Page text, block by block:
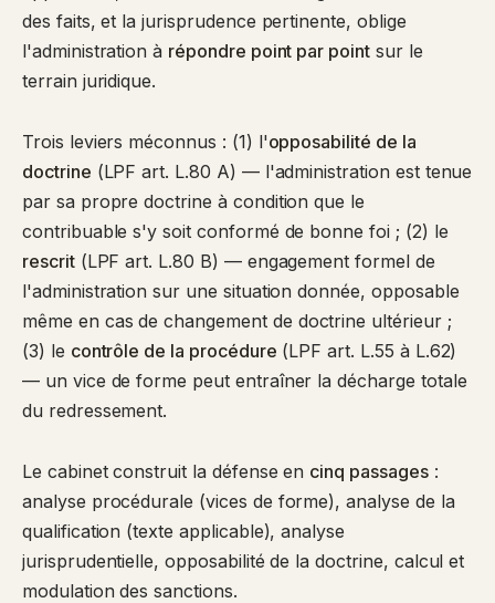
des faits, et la jurisprudence pertinente, oblige
l'administration à répondre point par pointsur le
terrain juridique.
Trois leviers méconnus : (1) l'opposabilité de la
doctrine (LPF art. L.80 A) — l'administration est tenue
par sa propre doctrine à condition que le
contribuable s'y soit conformé de bonne foi ; (2) le
rescrit(LPF art. L.80 B) — engagement formel de
l'administration sur une situation donnée, opposable
même en cas de changement de doctrine ultérieur ;
(3) le contrôle de la procédure (LPF art. L.55 à L.62)
— un vice de forme peut entraîner la décharge totale
du redressement.
Le cabinet construit la défense en cinq passages:
analyse procédurale (vices de forme), analyse de la
qualification (texte applicable), analyse
jurisprudentielle, opposabilité de la doctrine, calcul et
modulation des sanctions.